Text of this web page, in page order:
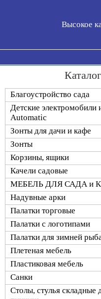
Высокое
Каталог
Благоустройство сада
Детские электромобили
Automatic
Зонты для дачи и кафе
Зонты
Корзины, ящики
Качели садовые
МЕБЕЛЬ ДЛЯ САДА и
Надувные арки
Палатки торговые
Палатки с логотипами
Палатки для зимней
Плетеная мебель
Пластиковая мебель
Санки
Столы, стулья складные